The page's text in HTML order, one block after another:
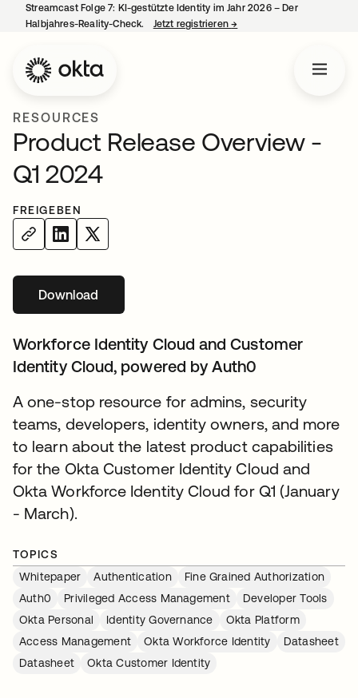
Streamcast Folge 7: KI-gestützte Identity im Jahr 2026 – Der
Halbjahres-Reality-Check.
Jetzt registrieren→
RESOURCES
Product Release Overview -
Q1 2024
FREIGEBEN
Downloadwird in einer neuen Registerkarte geöffnet
Workforce Identity Cloud and Customer
Identity Cloud, powered by Auth0
A one-stop resource for admins, security
teams, developers, identity owners, and more
to learn about the latest product capabilities
for the Okta Customer Identity Cloud and
Okta Workforce Identity Cloud for Q1 (January
- March).
TOPICS
Whitepaper
Authentication
Fine Grained Authorization
Auth0
Privileged Access Management
Developer Tools
Okta Personal
Identity Governance
Okta Platform
Access Management
Okta Workforce Identity
Datasheet
Datasheet
Okta Customer Identity